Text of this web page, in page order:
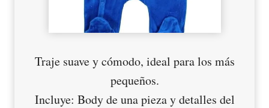
Traje suave y cómodo, ideal para los más
pequeños.
Incluye: Body de una pieza y detalles del